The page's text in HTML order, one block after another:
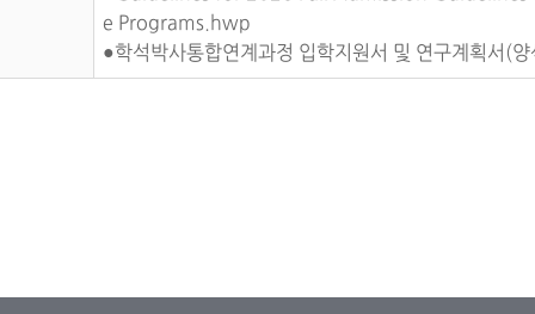
e Programs.hwp
●학석박사통합연계과정 입학지원서 및 연구계획서(